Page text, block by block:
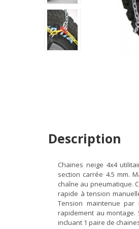
Description
Chaines neige 4x4
section carrée 4.5 mm.
chaîne au pneumatique.
rapide à tension
Tension maintenue
rapidement au
incluant 1 paire de